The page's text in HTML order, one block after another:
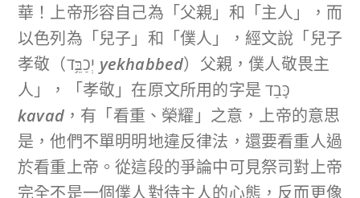
華！上帝形容自己為「父親」和「主人」，而
以色列為「兒子」和「僕人」，經文說「兒子
yekhabbed）父親，僕人敬畏主
人」，「孝敬」在原文所用的字是 כָּבַד
kavad ，有「看重、榮耀」之意，上帝的意思
是，他們不單明明地違反律法，還要看重人過
於看重上帝。從這段的爭論中可見祭司對上帝
完全不是一個僕人對待主人的心態，反而更像